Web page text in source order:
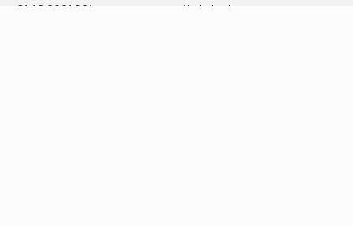
+31 46 2021 021
Nederland.